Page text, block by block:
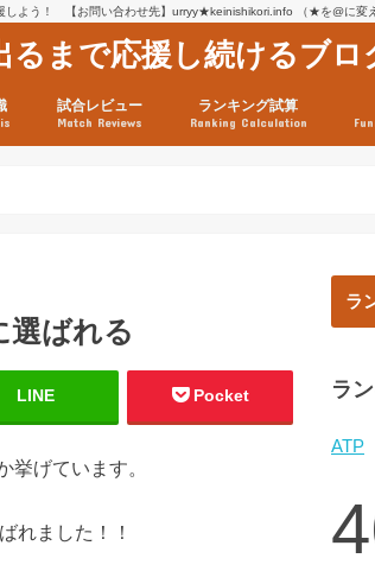
しよう！ 【お問い合わせ先】urryy★keinishikori.info （★を@に変え
るまで応援し続けるブロ
試合レビュー
Match Reviews
ランキング試算
Ranking Calculation
選ばれる
LINE Pocket
げています。
れました！！
ラ
ラ
ATP